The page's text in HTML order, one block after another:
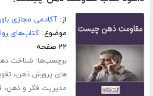
از:آکادمی مجازی
موضوع:کتاب‌های
۲۲ صفحه
برچسب‌ها:شناخت
های پرورش ذهن،
مدیریت فکر و ذهن،